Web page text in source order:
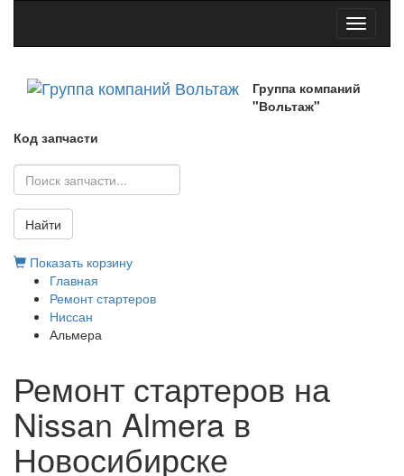
Toggle
Группа компаний
"Вольтаж"
Код запчасти
Найти
Показать корзину
Главная
Ремонт стартеров
Ниссан
Альмера
Ремонт стартеров на
Nissan Almera в
Новосибирске